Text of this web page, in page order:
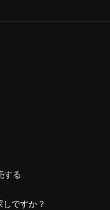
する
ですか？